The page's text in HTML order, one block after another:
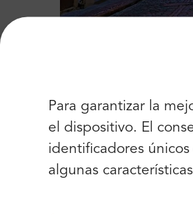
Para garantizar la
el dispositivo. El
identificadores
algunas